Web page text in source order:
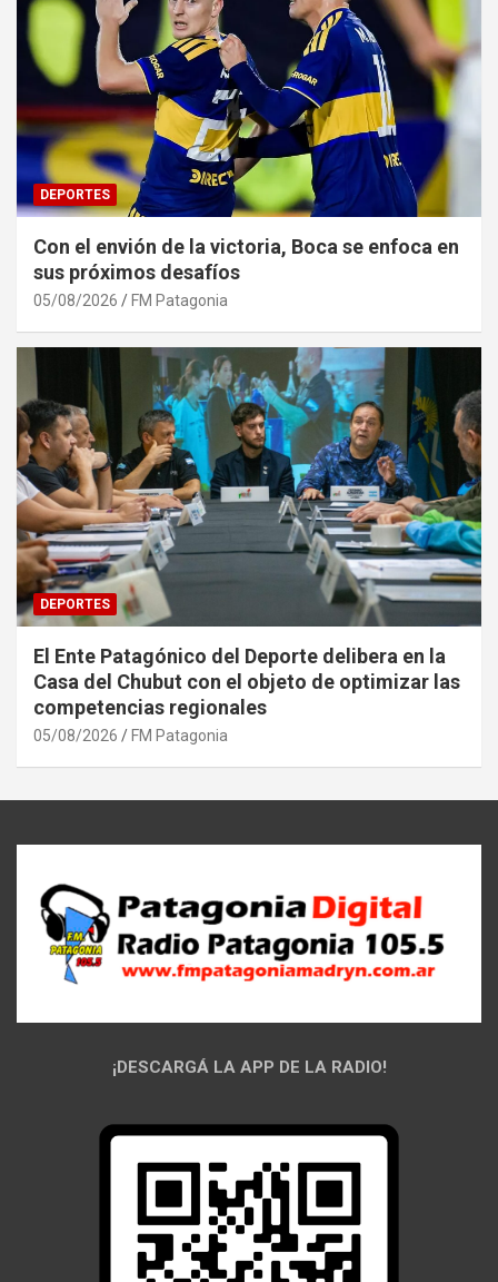
DEPORTES
Con el envión de la victoria, Boca se enfoca en
sus próximos desafíos
05/08/2026 FM Patagonia
DEPORTES
El Ente Patagónico del Deporte delibera en la
Casa del Chubut con el objeto de optimizar las
competencias regionales
05/08/2026 FM Patagonia
¡DESCARGÁ LA APP DE LA RADIO!